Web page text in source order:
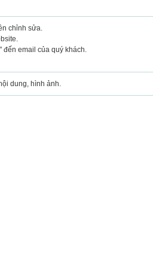
chỉnh sửa.
đến email của quý khách.
dung, hình ảnh.